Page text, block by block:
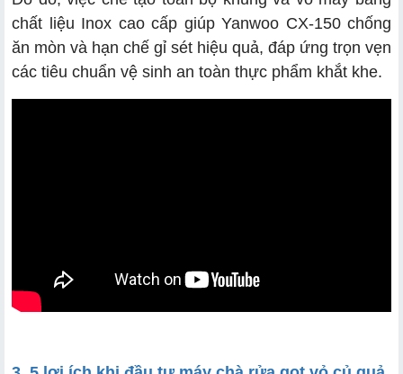
chất liệu Inox cao cấp giúp Yanwoo CX-150 chống
ăn mòn và hạn chế gỉ sét hiệu quả, đáp ứng trọn vẹn
các tiêu chuẩn vệ sinh an toàn thực phẩm khắt khe.